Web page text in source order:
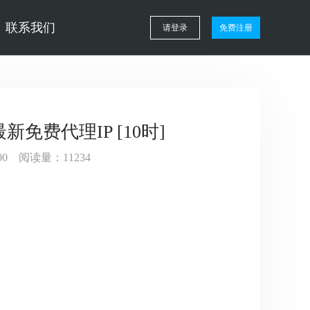
联系我们 请登录 免费注册
新免费代理IP [10时]
阅读量：11234